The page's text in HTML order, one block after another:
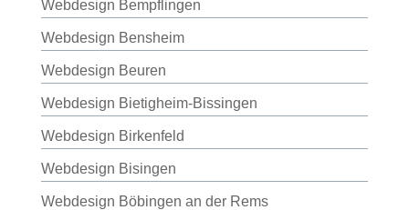
Webdesign Bempflingen
Webdesign Bensheim
Webdesign Beuren
Webdesign Bietigheim-Bissingen
Webdesign Birkenfeld
Webdesign Bisingen
Webdesign Böbingen an der Rems